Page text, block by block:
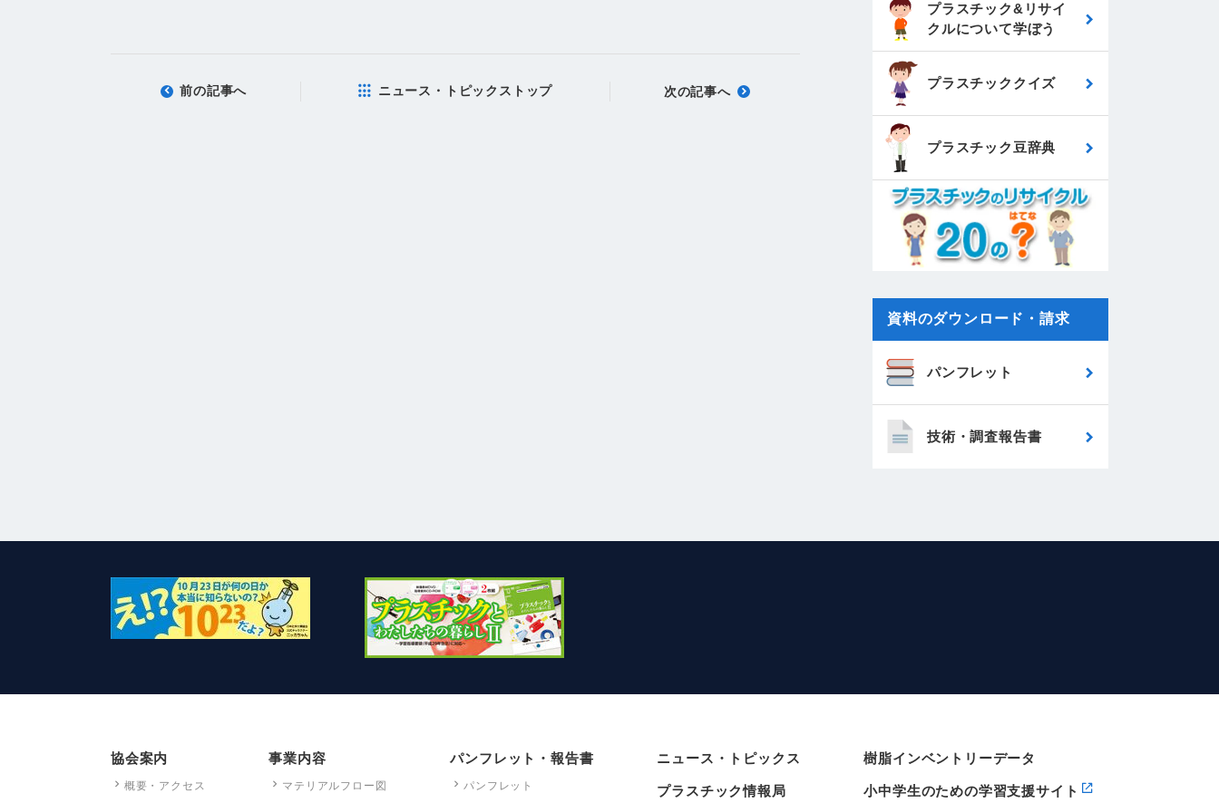
前の記事へ ニュース・トピックストップ 次の記事へ
プラスチック&リサイ
クルについて学ぼう
プラスチッククイズ
プラスチック豆辞典
資料のダウンロード・請求
パンフレット
技術・調査報告書
協会案内
概要・アクセス
事業内容
マテリアルフロー図
パンフレット・報告書
パンフレット
ニュース・トピックス
プラスチック情報局
樹脂インベントリーデータ
小中学生のための学習支援サイト